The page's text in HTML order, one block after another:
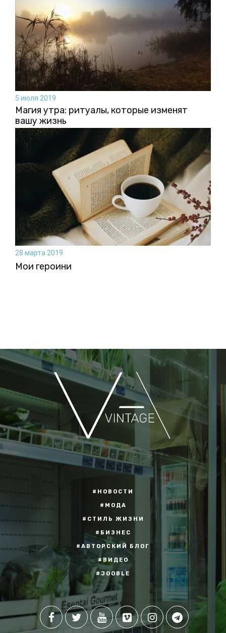
5 июля 2019
Магия утра: ритуалы, которые изменят
вашу жизнь
28 марта 2019
Мои героини
#НОВОСТИ
#МОДА
#СТИЛЬ ЖИЗНИ
#БИЗНЕС
#АВТОРСКИЙ БЛОГ
#ВИДЕО
#JOOBLE